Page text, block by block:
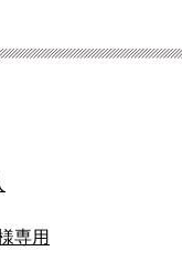
専用